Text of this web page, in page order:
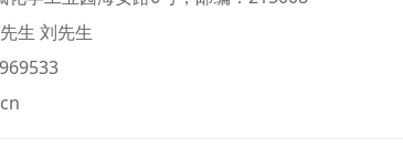
生 刘先生